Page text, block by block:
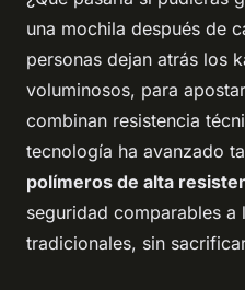
una mochila después de
personas dejan atrás los
voluminosos, para
combinan resistencia
tecnología ha avanzado
polímeros de alta
seguridad comparables a
tradicionales, sin